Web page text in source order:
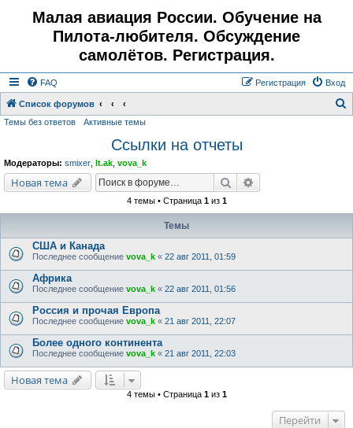
Малая авиация России. Обучение на
Пилота-любителя. Обсуждение
самолётов. Регистрация.
FAQ Вход
Регистрация
Список форумов
Темы без ответов Активные темы
Ссылки на отчеты
Модераторы: smixer lt.ak vova_k
Новая тема Поиск
4 темы • Страница 1из 1
Темы
США и Канада
Последнее сообщение vova_k « 22 авг 2011, 01:59
Африка
Последнее сообщение vova_k « 22 авг 2011, 01:56
Россия и прочая Европа
Последнее сообщение vova_k « 21 авг 2011, 22:07
Более одного континента
Последнее сообщение vova_k « 21 авг 2011, 22:03
Новая тема
4 темы • Страница 1из 1
Перейти